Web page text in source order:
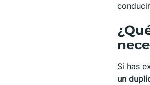
Si has
un